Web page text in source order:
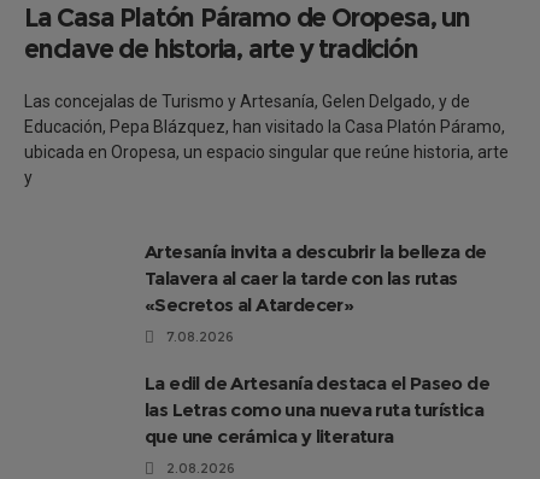
La Casa Platón Páramo de Oropesa, un
enclave de historia, arte y tradición
Las concejalas de Turismo y Artesanía, Gelen Delgado, y de
Educación, Pepa Blázquez, han visitado la Casa Platón Páramo,
ubicada en Oropesa, un espacio singular que reúne historia, arte
y
Artesanía invita a descubrir la belleza de
Talavera al caer la tarde con las rutas
«Secretos al Atardecer»
7.08.2026
La edil de Artesanía destaca el Paseo de
las Letras como una nueva ruta turística
que une cerámica y literatura
2.08.2026